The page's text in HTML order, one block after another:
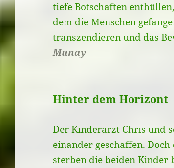
tiefe Botschaften
dem die Menschen
transzendieren und das
Munay
Hinter dem Horizont
Der Kinderarzt Chris und
einander geschaffen.
sterben die beiden Kinder